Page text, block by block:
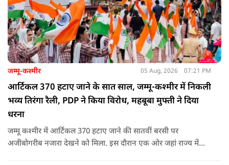
जम्मू-कश्मीर 05 Aug, 2026 07:21 PM
आर्टिकल 370 हटाए जाने के सात साल, जम्मू-कश्मीर में निकली
भव्य तिरंगा रैली, PDP ने किया विरोध, महबूबा मुफ्ती ने दिया
धरना
जम्मू कश्मीर में आर्टिकल 370 हटाए जाने की सातवीं बरसी पर
अजीबोगरीब नजारा देखने को मिला. इस दौरान एक ओर जहां राज्य में